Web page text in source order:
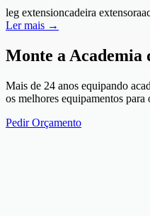
leg extensioncadeira extensora
Ler mais →
Monte a Academia
Mais de 24 anos equipando
os melhores equipamentos para
Pedir Orçamento